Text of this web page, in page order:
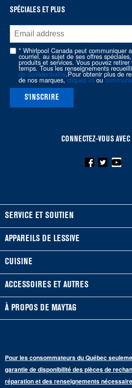
end
page
SPÉCIALES ET PLUS
* Whirlpool Canada peut communiquer
courriel, au sujet de ses offres
produits et services. Vous pouvez
temps. Tous les renseignements
de confidentialité.Pour obtenir plus de
de nos marques, cliquez ici ou
S'INSCRIRE
CONNECTEZ-VOUS
FOOTER
SERVICE ET SOUTIEN
Mes électroménagers
Enregistrer un produit
Guides et documentation
Planifier une installation
Programmes de service prolongé
Pièces de rechange
APPAREILS DE LESSIVE
Laveuses et sécheuses
Laveuses à chargement frontal
Laveuses à chargement vertical
Sécheuses au gaz
Piédestaux de lessive
Qualité Commerciale
CUISINE
Réfrigérateurs
Portes françaises
Cuisinières
Fours muraux
ACCESSOIRES ET AUTRES
Accessoires
À PROPOS DE MAYTAG
Communiquez avec nous
Pour les consommateurs du Québec
garantie de disponibilité des pièces de
réparation et des renseignements